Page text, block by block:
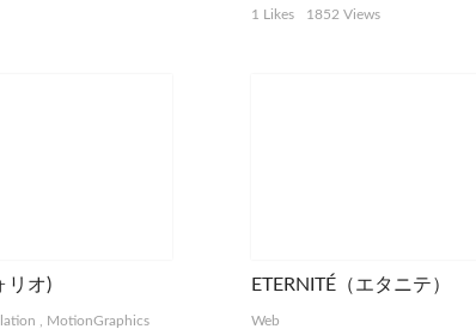
1 Likes 1852 Views
リオ)
MotionGraphics
ETERNITÉ（エタニテ）
Web